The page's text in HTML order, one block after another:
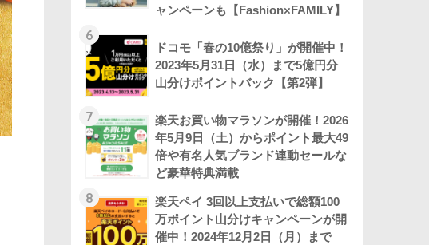
ャンペーンも【Fashion×FAMILY】
6
ドコモ「春の10億祭り」が開催中！
2023年5月31日（水）まで5億円分
山分けポイントバック【第2弾】
7
楽天お買い物マラソンが開催！2026
年5月9日（土）からポイント最大49
倍や有名人気ブランド連動セールな
ど豪華特典満載
8
楽天ペイ 3回以上支払いで総額100
万ポイント山分けキャンペーンが開
催中！2024年12月2日（月）まで